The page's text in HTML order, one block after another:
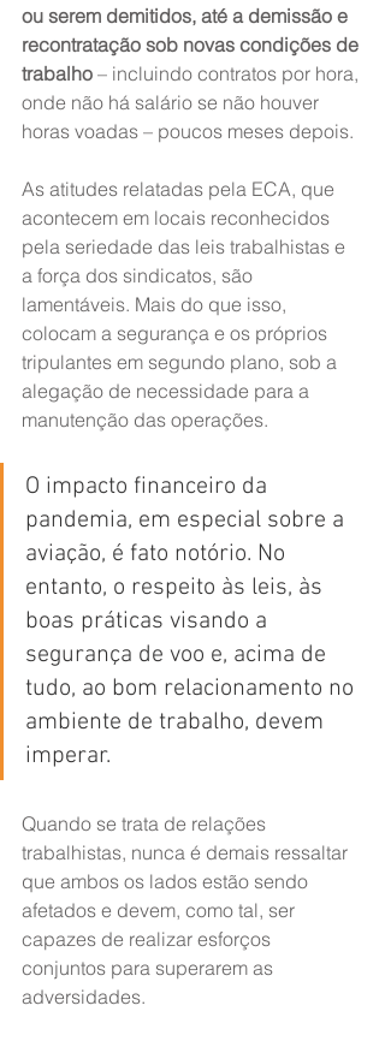
ou serem demitidos, até a demissão e
recontratação sob novas condições de
trabalho – incluindo contratos por hora,
onde não há salário se não houver
horas voadas – poucos meses depois.
As atitudes relatadas pela ECA, que
acontecem em locais reconhecidos
pela seriedade das leis trabalhistas e
a força dos sindicatos, são
lamentáveis. Mais do que isso,
colocam a segurança e os próprios
tripulantes em segundo plano, sob a
alegação de necessidade para a
manutenção das operações.
O impacto financeiro da
pandemia, em especial sobre a
aviação, é fato notório. No
entanto, o respeito às leis, às
boas práticas visando a
segurança de voo e, acima de
tudo, ao bom relacionamento no
ambiente de trabalho, devem
imperar.
Quando se trata de relações
trabalhistas, nunca é demais ressaltar
que ambos os lados estão sendo
afetados e devem, como tal, ser
capazes de realizar esforços
conjuntos para superarem as
adversidades.